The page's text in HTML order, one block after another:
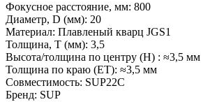
Фокусное расстояние, мм: 800
Диаметр, D (мм): 20
Материал: Плавленый кварц JGS1
Толщина, Т (мм): 3,5
Высота/толщина по центру (H) : ≈3,5 мм
Толщина по краю (ET): ≈3,5 мм
Совместимость: SUP22C
Бренд: SUP